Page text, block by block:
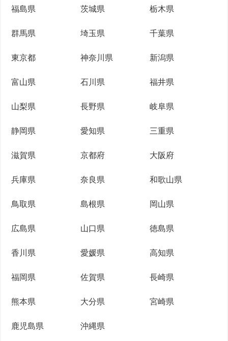
福島県 茨城県 栃木県
群馬県 埼玉県 千葉県
東京都 神奈川県 新潟県
富山県 石川県 福井県
山梨県 長野県 岐阜県
静岡県 愛知県 三重県
滋賀県 京都府 大阪府
兵庫県 奈良県 和歌山県
鳥取県 島根県 岡山県
広島県 山口県 徳島県
香川県 愛媛県 高知県
福岡県 佐賀県 長崎県
熊本県 大分県 宮崎県
鹿児島県 沖縄県